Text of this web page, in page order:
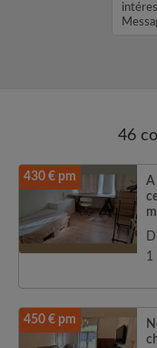
46
430 € pm
A
1
450 € pm